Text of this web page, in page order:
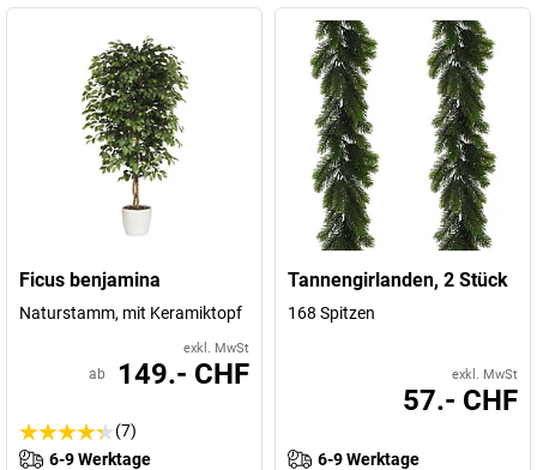
Ficus benjamina
Naturstamm, mit Keramiktopf
exkl. MwSt
ab 149.- CHF
(7)
6-9 Werktage
Tannengirlanden, 2 Stück
168 Spitzen
exkl. MwSt
57.- CHF
6-9 Werktage